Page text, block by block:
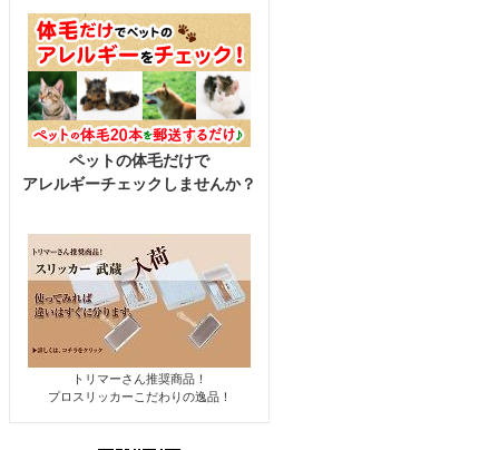
ペットの体毛だけで
アレルギーチェックしませんか？
トリマーさん推奨商品！
プロスリッカーこだわりの逸品！